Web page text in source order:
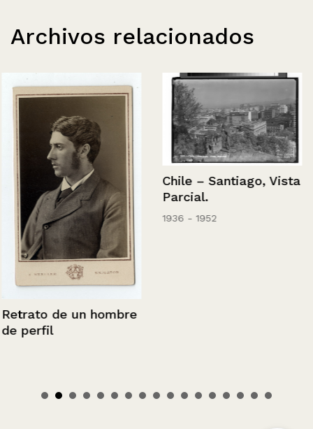
Archivos relacionados
Retrato de un hombre
de perfil
Chile – Santiago, Vista
Parcial.
1936 - 1952